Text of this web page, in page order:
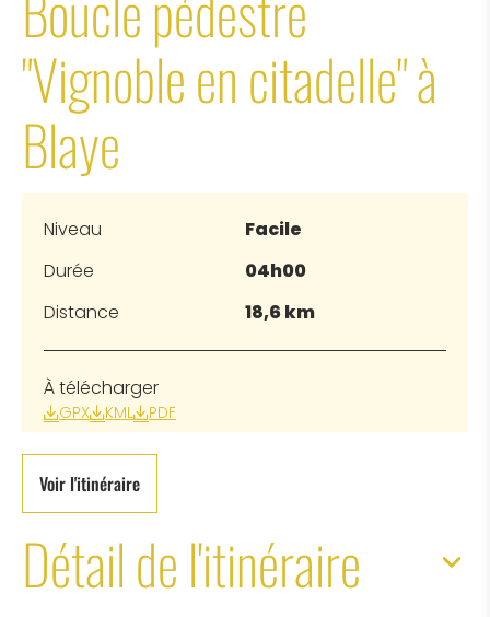
"Vignoble en citadelle" à
Blaye
Détail de l'itinéraire
Niveau
Facile
Durée
04h00
Distance
18,6 km
À télécharger
GPX KML PDF
Voir l'itinéraire